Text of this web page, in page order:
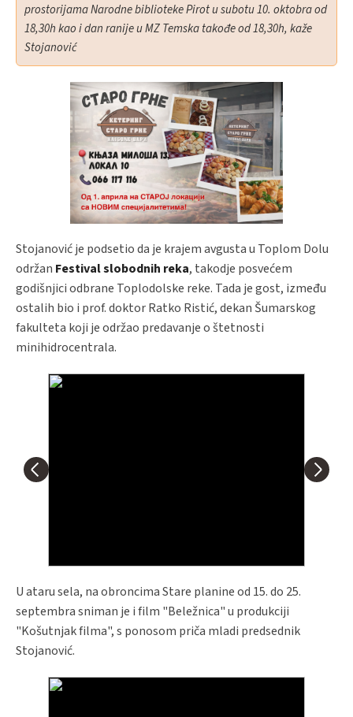
prostorijama Narodne biblioteke Pirot u subotu 10. oktobra od
18,30h kao i dan ranije u MZ Temska takođe od 18,30h, kaže
Stojanović
Stojanović je podsetio da je krajem avgusta u Toplom Dolu
održan Festival slobodnih reka, takodje posvećem
godišnjici odbrane Toplodolske reke. Tada je gost, između
ostalih bio i prof. doktor Ratko Ristić, dekan Šumarskog
fakulteta koji je održao predavanje o štetnosti
minihidrocentrala.
U ataru sela, na obroncima Stare planine od 15. do 25.
septembra sniman je i film "Beležnica" u produkciji
"Košutnjak filma", s ponosom priča mladi predsednik
Stojanović.